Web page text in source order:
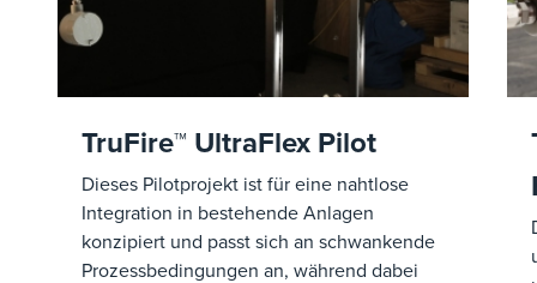
TruFire™ UltraFlex Pilot
Dieses Pilotprojekt ist für eine nahtlose
Integration in bestehende Anlagen
konzipiert und passt sich an schwankende
Prozessbedingungen an, während dabei